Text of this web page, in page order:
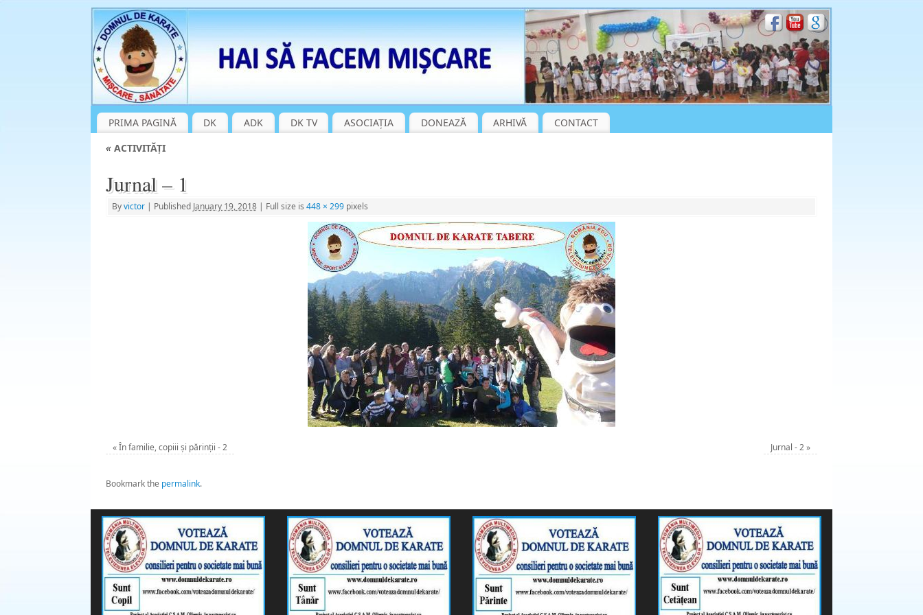
PRIMA PAGINĂ DK ADK DK TV ASOCIAȚIA DONEAZĂ ARHIVĂ CONTACT
«ACTIVITĂȚI
Jurnal – 1
By victor | Published January 19, 2018 | Full size is 448 × 299pixels
«În familie, copiii și părinții - 2 Jurnal - 2»
Bookmark the permalink.